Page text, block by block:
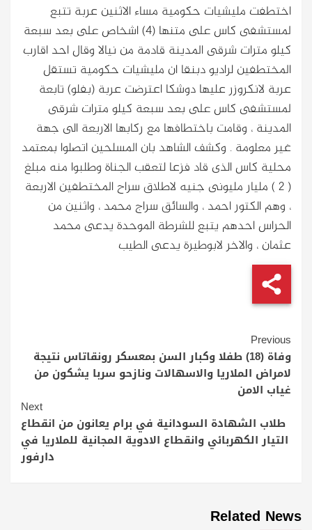
اختطفت مليشيات حكومية مساء الاثنين عربة تتبع
لمستشفى كاس على متنها (4) اشخاص على بعد سبعة
كيلو مترات شرقى المدينة قادمة من نيالا وقال احد اقارب
المختطفين لراديو دبنقا ان مليشيات حكومية تستقل
عربة لانكروزر عليها دوشكا اعترضت عربة (بفلو) تابعة
لمستشفى كاس على بعد سبعة كيلو مترات شرقى
المدينة ، وقامت باختطافها مع ركابها الاربعة الى جهة
غير معلومة . وكشف الشاهد بان المسلحين اتصلوا بمعتمد
محلية كاس الذى قاد فزعا لتعقب الجناة وطلبوا منه مبلغ
( 2 ) مليار مليونى جنيه لاطلاق سراح المختطفين الاربعة
، وهم الكتور احمد ، والسائق سراج محمد ، واثنين من
الحراس احدهم يتبع للشرطة الموحدة يدعى محمد
عثمان ، والاخر لابوطيرة يدعى الطيب
Continue
Reading
Previous
وفاة (18) طفلا وكبار السن بمعسكر رونقاتاس نتيجة
لامراض الملاريا والاسهالات ونازحو سربا يشكون من
غياب الامن
Next
طلاب الشهادة السودانية في برام يعانون من انقطاع
التيار الكهربائي وانقطاع الادوية المجانية للملاريا في
دارفور
Related News